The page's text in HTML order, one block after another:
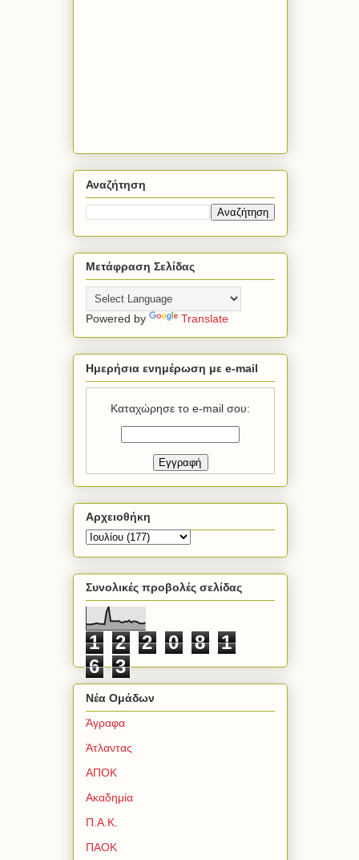
Αναζήτηση
Μετάφραση Σελίδας
Powered by Translate
Ημερήσια ενημέρωση με e-mail
Καταχώρησε το e-mail σου:
Αρχειοθήκη
Συνολικές προβολές σελίδας
1 2 2 0 8
1
6
3
Νέα Ομάδων
Άγραφα
Άτλαντας
ΑΠΟΚ
Ακαδημία
Π.Α.Κ.
ΠΑΟΚ